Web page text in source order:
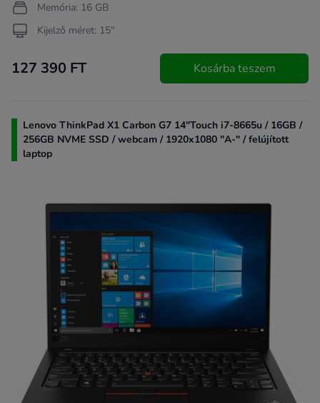
Memória: 16 GB
Kijelző méret: 15"
127 390 FT Kosárba teszem
Lenovo ThinkPad X1 Carbon G7 14"Touch i7-8665u / 16GB /
256GB NVME SSD / webcam / 1920x1080 "A-" / felújított
laptop